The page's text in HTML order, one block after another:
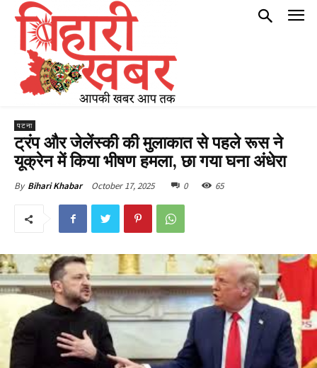
पटना
ट्रंप और जेलेंस्की की मुलाकात से पहले रूस ने
यूक्रेन में किया भीषण हमला, छा गया घना अंधेरा
By Bihari Khabar October 17, 2025 0 65